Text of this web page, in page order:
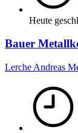
Heute
Bauer
Lerche Andreas